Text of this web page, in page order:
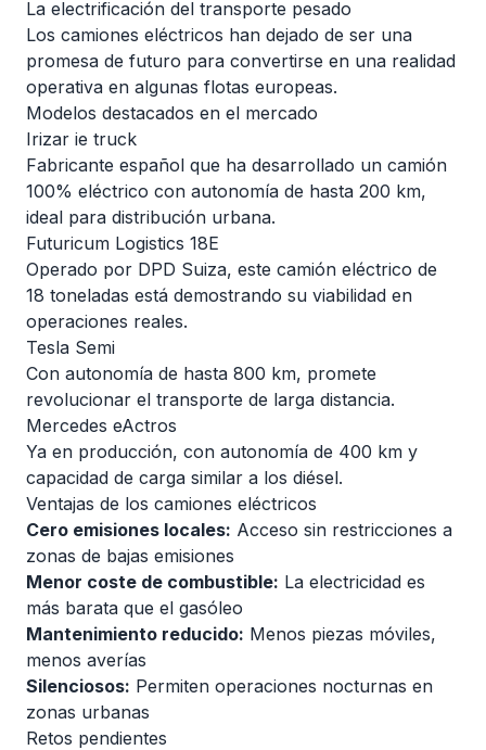
La electrificación del transporte pesado
Los camiones eléctricos han dejado de ser una
promesa de futuro para convertirse en una realidad
operativa en algunas flotas europeas.
Modelos destacados en el mercado
Irizar ie truck
Fabricante español que ha desarrollado un camión
100% eléctrico con autonomía de hasta 200 km,
ideal para distribución urbana.
Futuricum Logistics 18E
Operado por DPD Suiza, este camión eléctrico de
18 toneladas está demostrando su viabilidad en
operaciones reales.
Tesla Semi
Con autonomía de hasta 800 km, promete
revolucionar el transporte de larga distancia.
Mercedes eActros
Ya en producción, con autonomía de 400 km y
capacidad de carga similar a los diésel.
Ventajas de los camiones eléctricos
Cero emisiones locales: Acceso sin restricciones a
zonas de bajas emisiones
Menor coste de combustible: La electricidad es
más barata que el gasóleo
Mantenimiento reducido: Menos piezas móviles,
menos averías
Silenciosos: Permiten operaciones nocturnas en
zonas urbanas
Retos pendientes